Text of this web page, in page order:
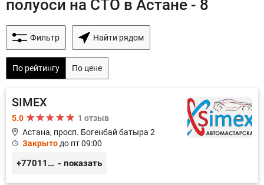
полуоси на СТО в Астане - 8
Фильтр Найти рядом
По рейтингу По цене
SIMEX
5.0
1 отзыв
Астана, просп. Богенбай батыра 2
Закрыто до пт 09:00
+77011248780 - показать